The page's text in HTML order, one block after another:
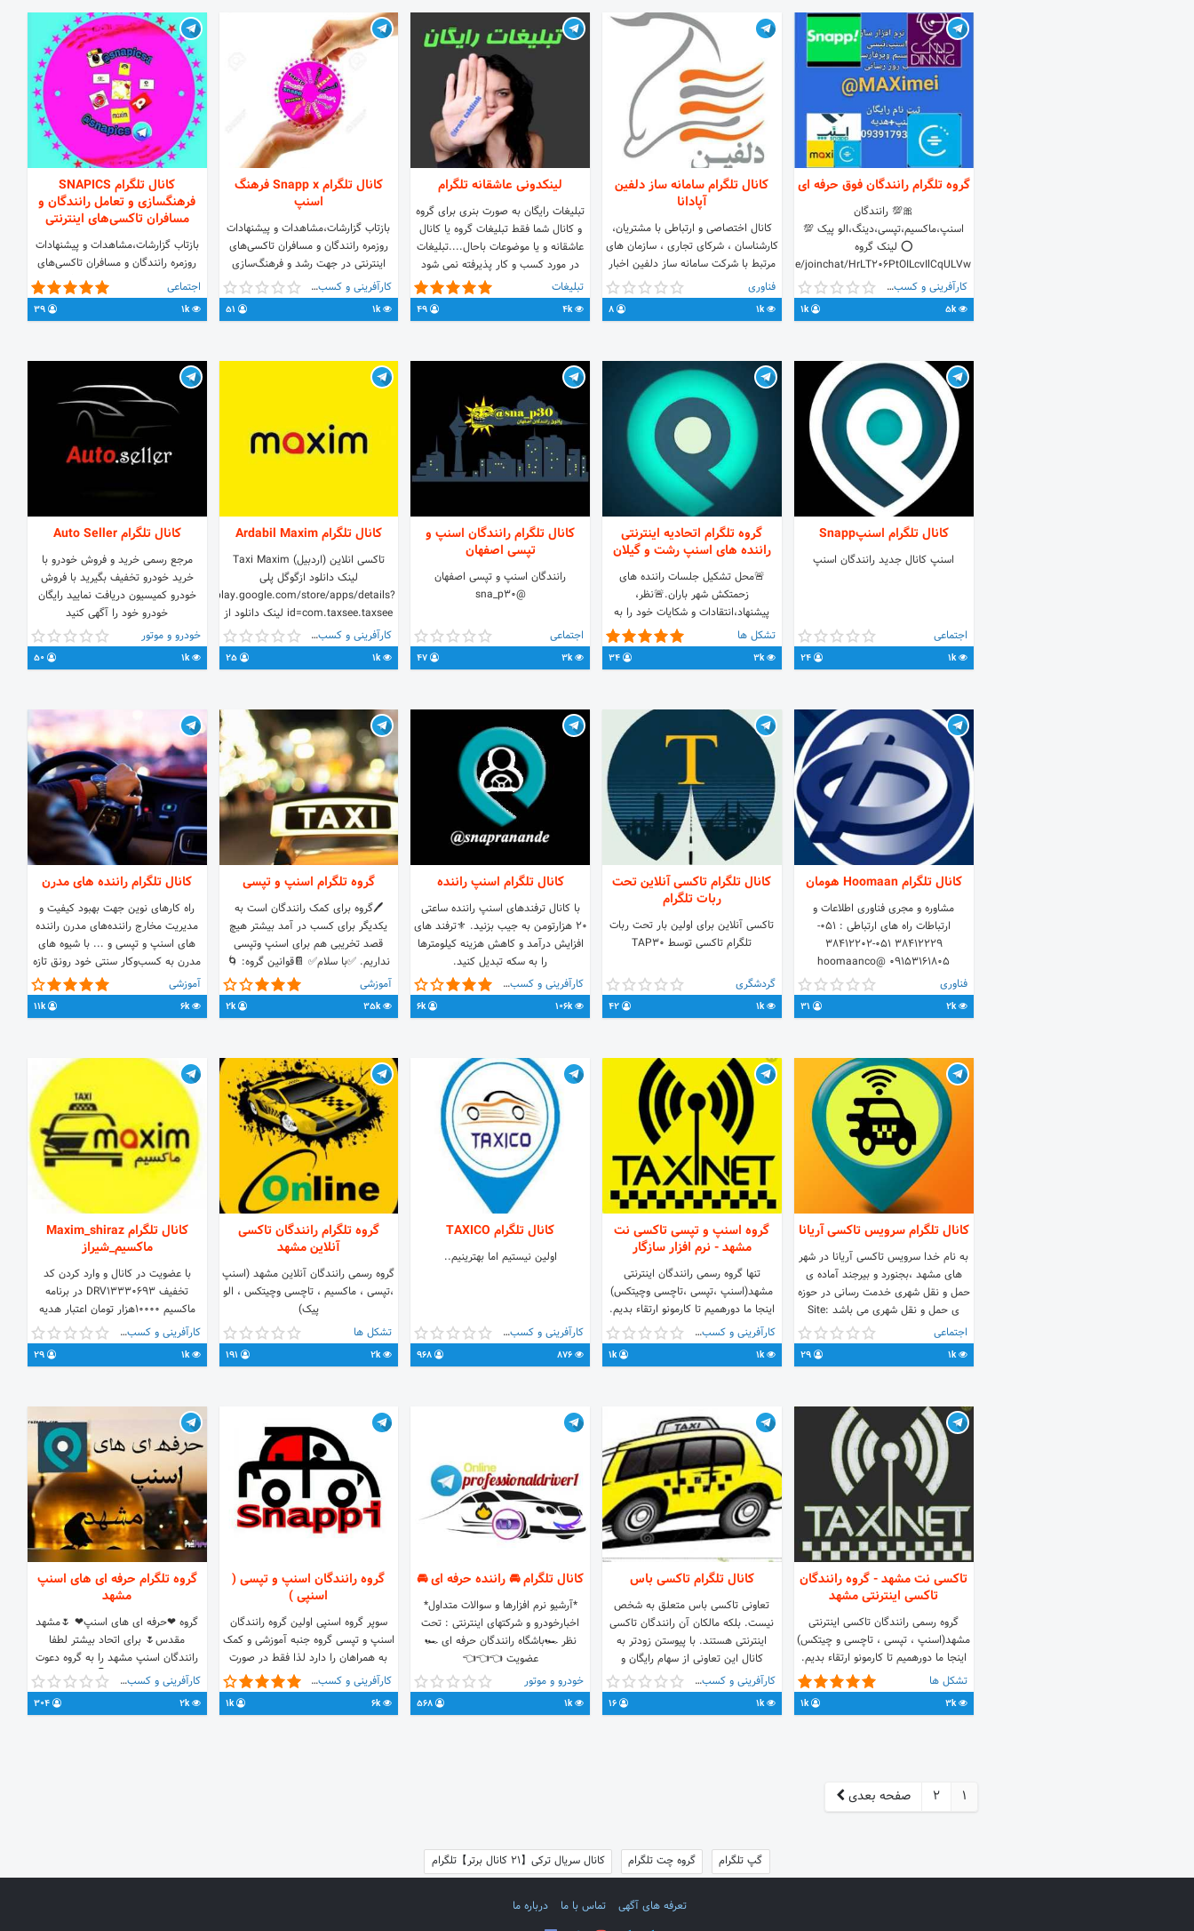
گروه تلگرام رانندگان فوق حرفه ای
🎀💯 رانندگان
اسنپ،ماکسیم،تپسی،دینگ،الو پیک 💯
⭕️ لینک گروه
https://t.me/joinchat/HrLT206PtOILcvIlCqULVw
لطفا رانندگان را به گروه و کانال اضافه
کنید 🆔 @maximei تبلیغ کانال های
دیگر =ممنوع ❌االفاظ رکیک=ممنوع
کارآفرینی و کسب و کار
5k
1k
کانال تلگرام سامانه ساز دلفین
آپادانا
کانال اختصاصی و ارتباطی با مشتریان،
کارشناسان ، شرکای تجاری ، سازمان های
مرتبط با شرکت سامانه ساز دلفین اخبار
،اطلاع رسانی ها ، دستاوردها و
مقالات(مدیریت ناوگان،تاکسی
هوشمند،سنسور وزن،دیسپاچینگ،ردیابی
فناوری
1k
8
لینکدونی عاشقانه تلگرام
تبلیغات رایگان به صورت بنری برای گروه
و کانال شما فقط تبلیغات گروه یا کانال
عاشقانه و یا موضوعات باحال....تبلیغات
در مورد کسب و کار پذیرفته نمی شود
تبلیغات
4k
49
کانال تلگرام Snapp x فرهنگ
اسنپ
بازتاب گزارشات،مشاهدات و پیشنهادات
روزمره رانندگان و مسافران تاکسی‌های
اینترنتی در جهت رشد و فرهنگ‌سازی
جامعه در نحوه استفاده صحیح از این
خدمات نو اینستاگرام
instagram.com/snapics1 ادمین
کارآفرینی و کسب و کار
1k
کانال تلگرام SNAPICS
فرهنگسازی و تعامل رانندگان و
مسافران تاکسی‌های اینترنتی
بازتاب گزارشات،مشاهدات و پیشنهادات
روزمره رانندگان و مسافران تاکسی‌های
اینترنتی در جهت رشد و فرهنگ‌سازی
جامعه در نحوه استفاده صحیح از این
خدمات نو فرهنگسازی و تعامل رانندگان
🔴تمامی اعضاء ارسال
نظرات،تصاویر،عکسها و...
@iliyahosseiny
اجتماعی
1k
39
کانال تلگرام اسنپSnapp
اسنپ کانال جدید رانندگان اسنپ
اجتماعی
1k
24
گروه تلگرام اتحادیه اینترنتی
راننده های اسنپ رشت و گیلان
🚨محل تشکیل جلسات راننده های
زحمتکش شهر باران.🚨نظر،
پیشنهاد،انتقادات و شکایات خود را به
اشتراک بگذارید.🚨لینک گروه را باراننده
های اسنپ به اشتراک بگذارید.
@kingryan1397 👈ادمین🆔🚨 🚨لینک
تشکل ها
3k
34
کانال تلگرام رانندگان اسنپ و
تپسی اصفهان
رانندگان اسنپ و تپسی اصفهان
@sna_p30
اجتماعی
3k
47
کانال تلگرام Ardabil Maxim
تاکسی انلاین (اردبیل) Taxi Maxim
لینک دانلود ازگوگل پلی
play.google.com/store/apps/details?
id=com.taxsee.taxsee لینک دانلود از
بازار
cafebazaar.ir/app/com.taxsee.taxsee/?
l=en لینک دانلود از سیب اپ مخصوص
کارآفرینی و کسب و کار
1k
25
کانال تلگرام Auto Seller
مرجع رسمی خرید و فروش خودرو با
خرید خودرو تخفیف بگیرید با فروش
خودرو کمیسیون دریافت نمایید رایگان
خودرو خود را آگهی کنید
خودرو و موتور
1k
50
کانال تلگرام Hoomaan هومان
مشاوره و مجری فناوری اطلاعات و
ارتباطات راه های ارتباطی : 051-
38412229 051-38412202
09153161805 @hoomaanco
www.hoomaan.co
info@hoomaan.co Instagram:
https://goo.gl/c9TmVX
فناوری
2k
کانال تلگرام تاکسی آنلاین تحت
ربات تلگرام
تاکسی آنلاین برای اولین بار تحت ربات
تلگرام تاکسی توسط TAP30
گردشگری
1k
42
کانال تلگرام اسنپ راننده
با کانال ترفندهای اسنپ راننده ساعتی
20 هزارتومن به جیب بزنید. ⚜ترفند های
افزایش درآمد و کاهش هزینه کیلومترها
را به سکه تبدیل کنید.
کارآفرینی و کسب و کار
106k
6k
گروه تلگرام اسنپ و تپسی
🖊گروه برای کمک رانندگان است به
یکدیگر برای کسب در آمد بیشتر هیچ
قصد تخریبی هم برای اسنپ و‌تپسی
نداریم. ✅با سلام✅ 📔قوانین گروه: 🌀
عدم توهین به یکدیگر و دیگران گروه
تلگرام snapp و گروه تلگرام tap30
آموزشی
35k
2k
کانال تلگرام راننده‌ های مدرن
راه کارهای نوین جهت بهبود کیفیت و
مدیریت مخارج راننده‌های مدرن راننده
های اسنپ و تپسی و ... با شيوه های
مدرن به كسب‌وكار سنتی خود رونق تازه
ببخشيد و به صورت مدرن كسب درآمد
كنيد #بین‌خطوط‌برانیم bit.ly/mdrndrvs
گروه راننده های تهران : bit.ly/tehran-
با ما در ارتباط باشيد @drivers7 اسنپ
تپسی تپ سی تپ‌سی snapp tap30
snap snappdrivers
آموزشی
6k
11k
کانال تلگرام سرویس تاکسی آریانا
به نام خدا سرویس تاکسی آریانا در شهر
های مشهد ،بجنورد و بیرجند آماده ی
حمل و نقل شهری خدمت رسانی در حوزه
ی حمل و نقل شهری می باشد Site:
www.ARIYANATAXI.com Channel:
@ARIYANATAXI Admin:
@reza_mss
اجتماعی
1k
29
گروه اسنپ و تپسی تاکسی نت
مشهد - نرم افزار سازگار
تنها گروه رسمی رانندگان اینترنتی
مشهد(اسنپ ،تپسی ،تاچسی وچیتکس)
اینجا ما دورهمیم تا کارمونو ارتقاء بدیم.
انتقاد و پیشنهاد و عضویت در گروه
@mashhad_taxi کانال نرم افزارها 👈
@taxinetmashhad
کارآفرینی و کسب و کار
1k
1k
کانال تلگرام TAXICO
اولین نیستیم اما بهترینیم..
کارآفرینی و کسب و کار
876
968
گروه تلگرام رانندگان تاکسی
آنلاین مشهد
گروه رسمی رانندگان آنلاین مشهد (اسنپ
،تپسی ، ماکسیم ، تاچسی وچیتکس ، الو
پیک)
https://t.me/joinchat/F5uzQEVR_VttdUiuzDcM5A
Channel : @snappdriverapp
تشکل ها
2k
کانال تلگرام Maxim_shiraz
ماکسیم_شیراز
با عضویت در کانال و وارد کردن کد
تخفیف DRV13330693 در برنامه
ماکسیم ۱۰۰۰۰هزار تومان اعتبار هدیه
بگیرید
کارآفرینی و کسب و کار
1k
29
تاکسی نت مشهد - گروه رانندگان
تاکسی اینترنتی مشهد
گروه رسمی رانندگان تاکسی اینترنتی
مشهد(اسنپ ، تپسی ، تاچسی و چیتکس)
اینجا ما دورهمیم تا کارمونو ارتقاء بدیم.
تشکل ها
3k
1k
کانال تلگرام تاکسی باس
تعاونی تاکسی باس متعلق به شخص
نیست. بلکه مالکان آن رانندگان تاکسی
اینترنتی هستند. با پیوستن زودتر به
کانال این تعاونی از سهام رایگان و
امتیازات ویژه بهرمند شوید.
کارآفرینی و کسب و کار
1k
16
کانال تلگرام 🚘 راننده حرفه ای 🚘
*آرشیو نرم افزارها و سوالات متداول*
اخبار‌خودرو و شرکتهای اینترنتی : تحت
نظر 🏎باشگاه‌ رانندگان حرفه ای 🏎
عضویت 👈👈👈
@professionaldriver1
خودرو و موتور
1k
568
گروه رانندگان اسنپ و تپسی (
اسنپی )
سوپر گروه اسنپی اولین گروه رانندگان
اسنپ و تپسی گروه جنبه آموزشی و کمک
به همراهان را دارد لذا فقط در صورت
نیاز به راهنمایی و کمک پست ارسال
فرمائید چت , تبلیغات و توهین ممنوع
می باشد 🚫 از بیان مسائل حاشیه‌ای
کارآفرینی و کسب و کار
6k
1k
گروه تلگرام حرفه ای های اسنپ
مشهد
گروه ❤حرفه ای های اسنپ❤ 🌷مشهد
مقدس🌷 برای اتحاد بیشتر لطفا
رانندگان اسنپ مشهد را به گروه دعوت
نمایید. 👇
joinchat/Bkg7gEaMijKYfTWL6Rrn7g
تحت نظر کانال اطلاع رسانی حرفه ای
کارآفرینی و کسب و کار
2k
304
1
2 صفحه بعدی
گپ تلگرام گروه چت تلگرام کانال سریال ترکی【21 کانال برتر】تلگرام
تعرفه های آگهی تماس با ما درباره ما